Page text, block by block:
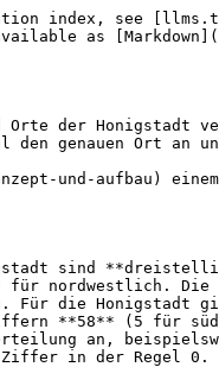
index, see
as
der Honigstadt
genauen Ort an
und-aufbau)
sind
nordwestlich. Die
Für die Honigstadt
**58** (5 für
an,
Ziffer in der Regel 0.